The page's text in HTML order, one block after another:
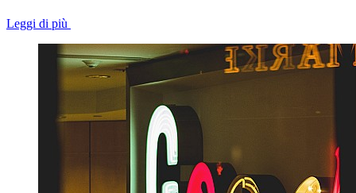
Leggi di più